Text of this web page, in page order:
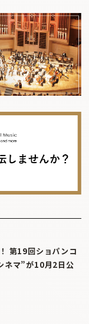
第19回ショパンコ
ネマ”が10月2日公